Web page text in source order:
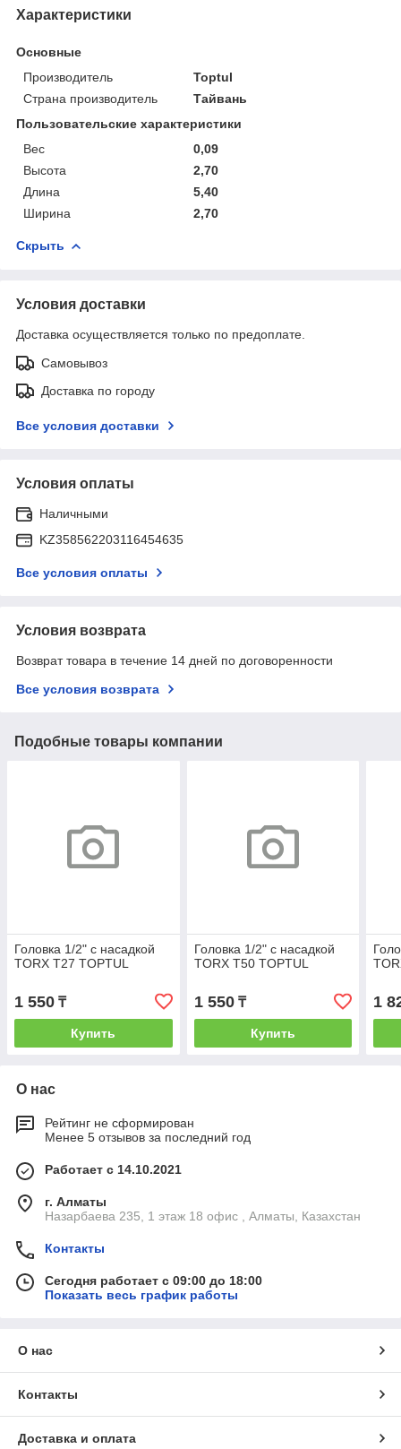
Характеристики
Основные
Производитель
Toptul
Страна производитель
Тайвань
Пользовательские характеристики
Вес
0,09
Высота
2,70
Длина
5,40
Ширина
2,70
Скрыть
Условия доставки
Доставка осуществляется только по предоплате.
Самовывоз
Доставка по городу
Все условия доставки
Условия оплаты
Наличными
KZ358562203116454635
Все условия оплаты
Условия возврата
Возврат товара в течение 14 дней по договоренности
Все условия возврата
Подобные товары компании
Головка 1/2" с насадкой
TORX T27 TOPTUL
1 550 ₸
Купить
Головка 1/2" с насадкой
TORX T50 TOPTUL
1 550₸
Купить
1
О нас
Рейтинг не сформирован
Менее 5 отзывов за последний год
Работает с 14.10.2021
г. Алматы
Назарбаева 235, 1 этаж 18 офис , Алматы, Казахстан
Контакты
Сегодня работает с 09:00 до 18:00
Показать весь график работы
О нас
Контакты
Доставка и оплата